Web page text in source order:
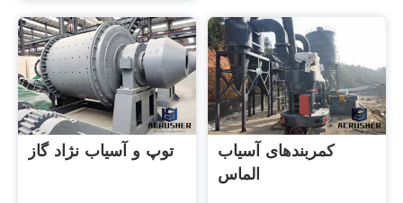
توپ و آسیاب نژاد گاز
کمربندهای آسیاب
الماس